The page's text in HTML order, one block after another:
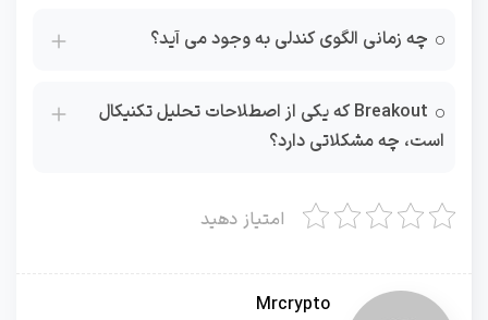
چه زمانی الگوی کندلی به وجود می آید؟
Breakout که یکی از اصطلاحات تحلیل تکنیکال
است، چه مشکلاتی دارد؟
امتیاز دهید
Mrcrypto